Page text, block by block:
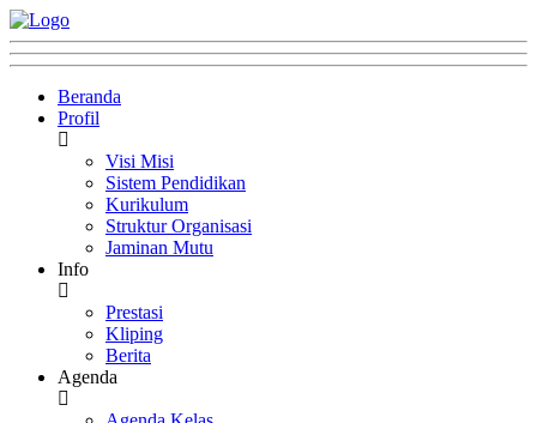
Beranda
Profil
Visi Misi
Sistem Pendidikan
Kurikulum
Struktur Organisasi
Jaminan Mutu
Info
Prestasi
Kliping
Berita
Agenda